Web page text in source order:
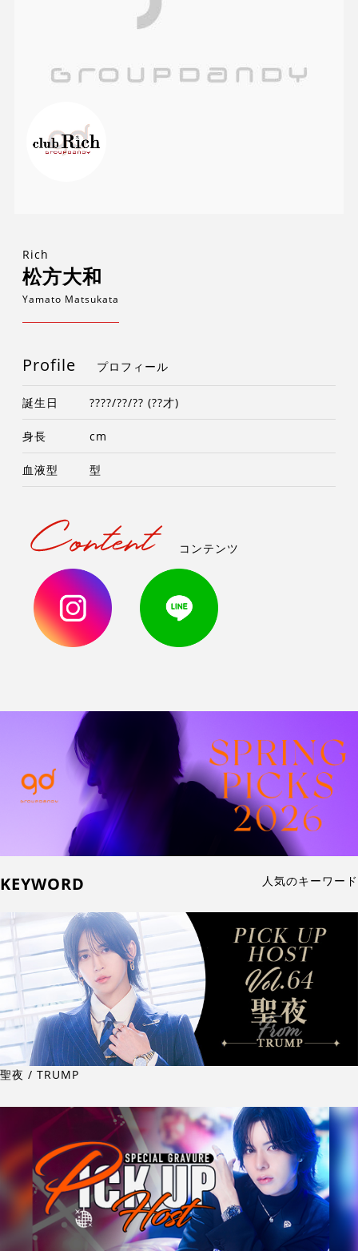
Rich
松方大和
Yamato Matsukata
Profile プロフィール
誕生日 ????/??/?? (??才)
身長 cm
血液型 型
コンテンツ
KEYWORD 人気のキーワード
聖夜 / TRUMP